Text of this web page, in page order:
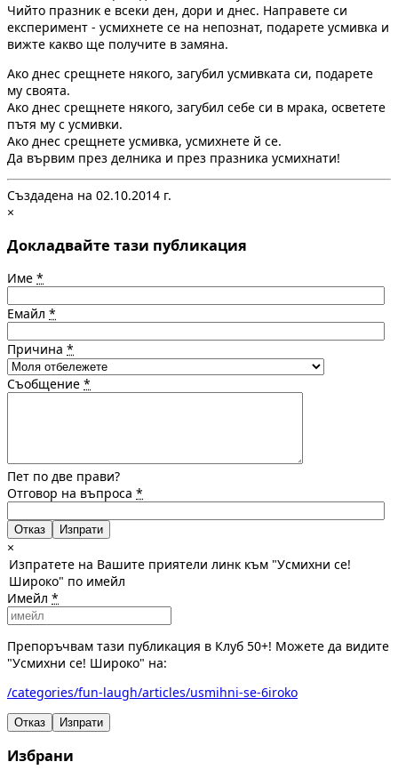
Чийто празник е всеки ден, дори и днес. Направете си
експеримент - усмихнете се на непознат, подарете усмивка и
вижте какво ще получите в замяна.
Ако днес срещнете някого, загубил усмивката си, подарете
му своята.
Ако днес срещнете някого, загубил себе си в мрака, осветете
пътя му с усмивки.
Ако днес срещнете усмивка, усмихнете й се.
Да вървим през делника и през празника усмихнати!
Създадена на 02.10.2014 г.
×
Докладвайте тази публикация
Име *
Емайл *
Причина *
Съобщение *
Пет по две прави?
Отговор на въпроса *
Отказ
×
Изпратете на Вашите приятели линк към "Усмихни се!
Широко" по имейл
Имейл *
Препоръчвам тази публикация в Клуб 50+! Можете да видите
"Усмихни се! Широко" на:
/categories/fun-laugh/articles/usmihni-se-6iroko
Отказ Изпрати
Избрани